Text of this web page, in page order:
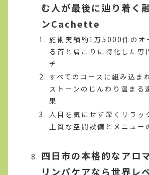
む人が最後に辿り着く
ンCachette
施術実績約1万5000件のオ
る首と肩こりに特化した専
チ
すべてのコースに組み込ま
ストーンのじんわり温まる
果
人目を気にせず深くリラッ
上質な空間設備とメニュー
四日市の本格的なアロ
リンパケアなら世界レ